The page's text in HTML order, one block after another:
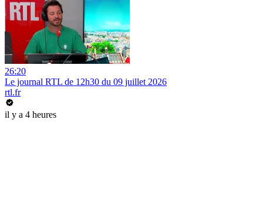
26:20
Le journal RTL de 12h30 du 09 juillet 2026
rtl.fr
il y a 4 heures